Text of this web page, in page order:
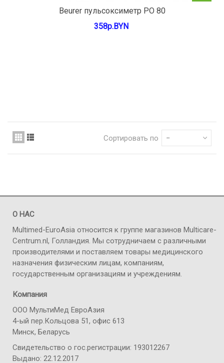
Beurer пульсоксиметр РО 80
358р.BYN
Сортировать по --
О НАС
Multimed-EuroAsia относится к группе магазинов Multicare-
Centrum.nl, Голландия. Мы сотрудничаем с различными
производителями и поставляем товары медицинского
назначения физическим лицам, компаниям,
государственным организациям и учреждениям.
Компания
ООО МультиМед ЕвроАзия
4-ый пер.Кольцова 51, офис 613
Минск, Беларусь
Свидетельство о гос.регистрации: 193012267
Выдано: 22.12.2017